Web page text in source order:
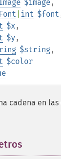
$image,
int $font
$x,
$y,
$string,
$color
cadena en